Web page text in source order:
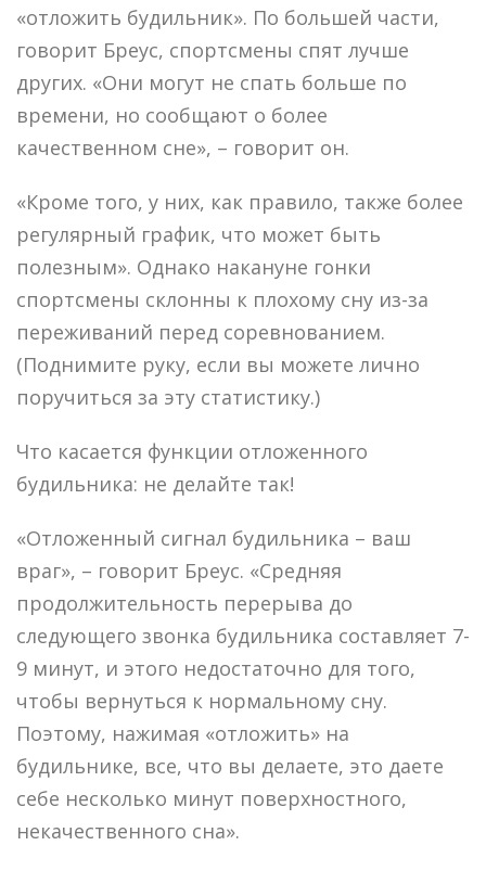
«отложить будильник». По большей части,
говорит Бреус, спортсмены спят лучше
других. «Они могут не спать больше по
времени, но сообщают о более
качественном сне», – говорит он.
«Кроме того, у них, как правило, также более
регулярный график, что может быть
полезным». Однако накануне гонки
спортсмены склонны к плохому сну из-за
переживаний перед соревнованием.
(Поднимите руку, если вы можете лично
поручиться за эту статистику.)
Что касается функции отложенного
будильника: не делайте так!
«Отложенный сигнал будильника – ваш
враг», – говорит Бреус. «Средняя
продолжительность перерыва до
следующего звонка будильника составляет 7-
9 минут, и этого недостаточно для того,
чтобы вернуться к нормальному сну.
Поэтому, нажимая «отложить» на
будильнике, все, что вы делаете, это даете
себе несколько минут поверхностного,
некачественного сна».